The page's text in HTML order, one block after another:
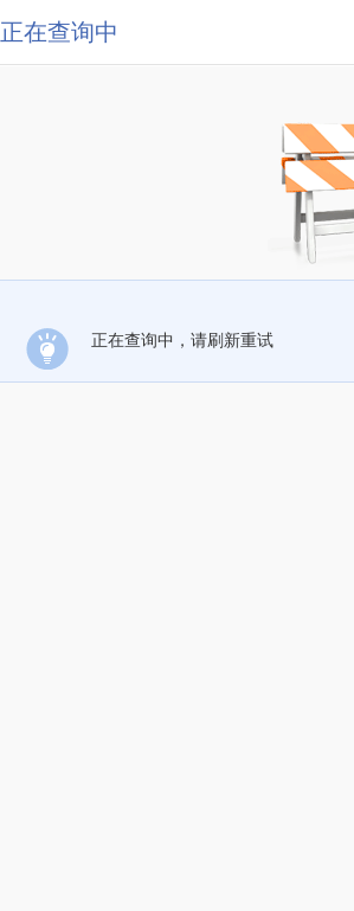
正在查询中
正在查询中，请刷新重试